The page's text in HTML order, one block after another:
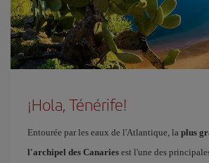
¡Hola, Ténérife!
Entourée par les eaux de l'Atlantique, la plus
l'archipel des Canaries est l'une des